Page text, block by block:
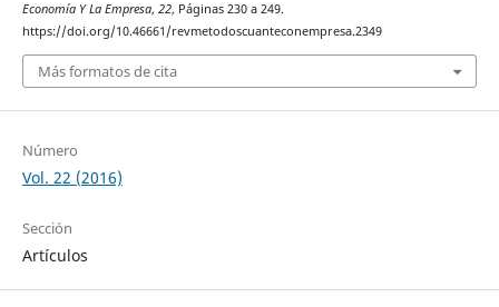
Economía Y La Empresa, 22, Páginas 230 a 249.
https://doi.org/10.46661/revmetodoscuanteconempresa.2349
Más formatos de cita
Número
Vol. 22 (2016)
Sección
Artículos